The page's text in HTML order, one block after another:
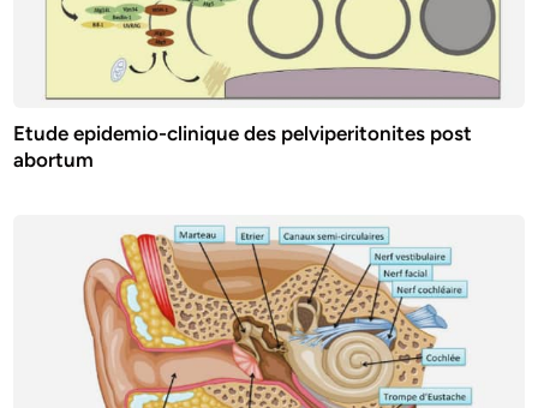
Etude epidemio-clinique des pelviperitonites post
abortum